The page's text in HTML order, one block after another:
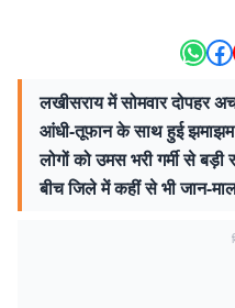
लखीसराय में सोमवार दोपहर
आंधी-तूफान के साथ हुई झमाझम
लोगों को उमस भरी गर्मी से बड़ी
बीच जिले में कहीं से भी जान-